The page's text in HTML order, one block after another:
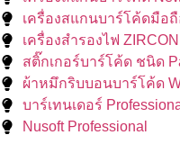
เครื่องสแกนบาร์โค้ดมือถื
เครื่องสำรองไฟ
สติ๊กเกอร์บาร์โค้ด ชนิด
ผ้าหมึกริบบอนบาร์โค้ด
บาร์เทนเดอร์
Nusoft Professional